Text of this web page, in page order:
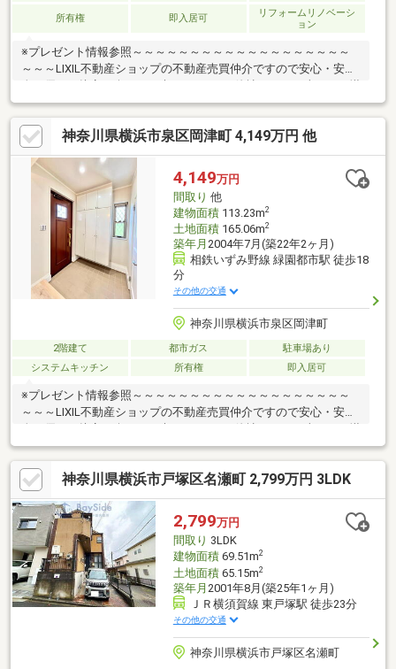
所有権 即入居可
リフォームリノベーシ
ョン
※プレゼント情報参照～～～～～～～～～～～～～～～～～～～
～～～LIXIL不動産ショップの不動産売買仲介ですので安心・安
能下さいませ！～～～～～～～～～～～～～～～～～～～～～～
≪本宿小学校・本宿中学校≫火曜・水曜も営業中！リフォームの
ご相談も無料で承ります。◆閑静な住宅地！◆2026年9月リフォ
ーム施工完了！●ご内見希望・物件所在地の詳細・付近の物件情
報等はコチラまでTEL 046-240-1982
神奈川県横浜市泉区岡津町 4,149万円 他
4,149万円
間取り 他
建物面積113.23m2
土地面積165.06m2
築年月 2004年7月(築22年2ヶ月)
相鉄いずみ野線 緑園都市駅 徒歩18
分
その他の交通
神奈川県横浜市泉区岡津町
2階建て 都市ガス
駐車場あり
システムキッチン
所有権 即入居可
※プレゼント情報参照～～～～～～～～～～～～～～～～～～～
～～～LIXIL不動産ショップの不動産売買仲介ですので安心・安
能下さいませ！～～～～～～～～～～～～～～～～～～～～～～
≪岡津小学校・岡津中学校≫火曜・水曜も営業中！リフォームの
ご相談も無料で承ります。◆収納スペース豊富！◆小学校徒歩圏
内！●ご内見希望・物件所在地の詳細・付近の物件情報等はコチ
ラまでTEL 046-240-1982
神奈川県横浜市戸塚区名瀬町 2,799万円 3LDK
2,799万円
間取り 3LDK
建物面積69.51m2
土地面積65.15m2
築年月 2001年8月(築25年1ヶ月)
ＪＲ横須賀線 東戸塚駅 徒歩23分
その他の交通
神奈川県横浜市戸塚区名瀬町